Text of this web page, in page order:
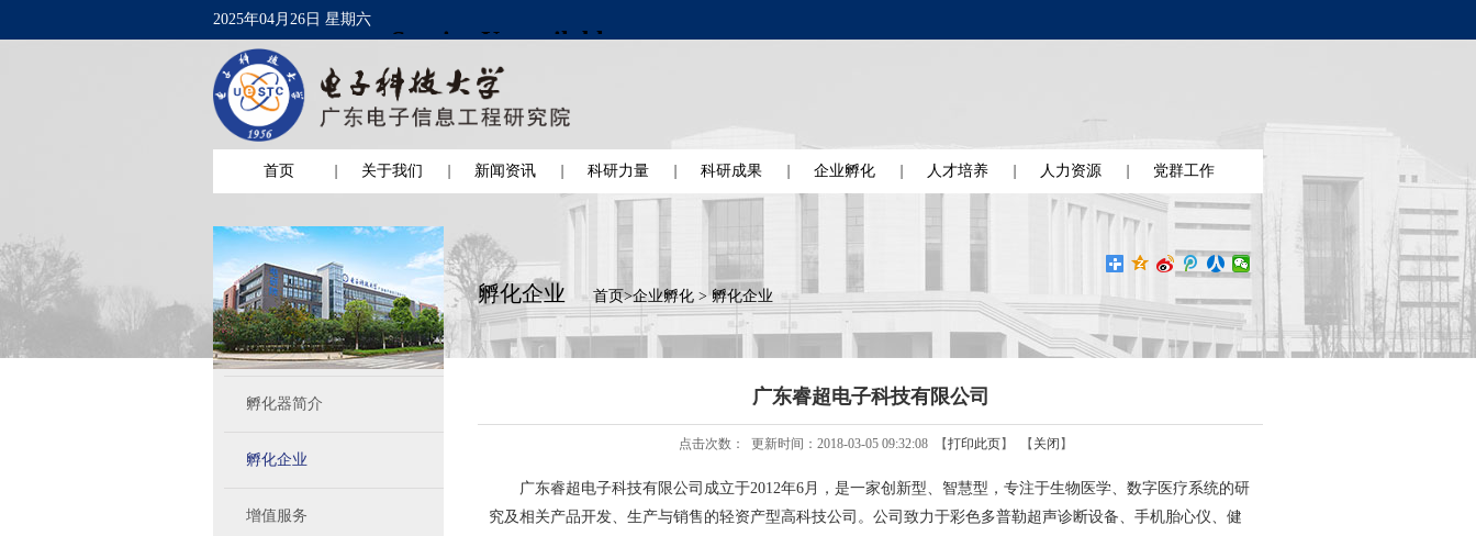
2025年04月26日 星期六
首页 关于我们 新闻资讯 科研力量 科研成果 企业孵化 人才培养 人力资源 党群工作
孵化器简介
孵化企业
增值服务
孵化企业 首页>企业孵化 >孵化企业
广东睿超电子科技有限公司
点击次数： 更新时间：2018-03-05 09:32:08 【打印此页】 【 关闭 】
广东睿超电子科技有限公司成立于2012年6月，是一家创新型、智慧型，专注于生物医学、数字医疗系统的研
究及相关产品开发、生产与销售的轻资产型高科技公司。公司致力于彩色多普勒超声诊断设备、手机胎心仪、健